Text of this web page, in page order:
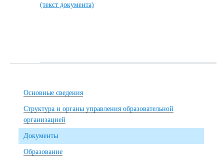
(текст документа)
Основные сведения
Структура и органы управления образовательной
организацией
Документы
Образование